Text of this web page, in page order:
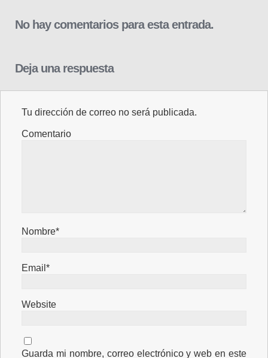
No hay comentarios para esta entrada.
Deja una respuesta
Tu dirección de correo no será publicada.
Comentario
Nombre*
Email*
Website
Guarda mi nombre, correo electrónico y web en este